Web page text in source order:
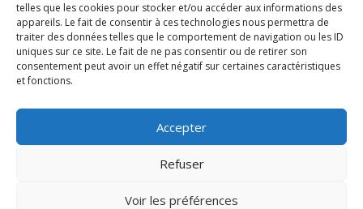
telles que les cookies pour stocker et/ou accéder aux informations des
appareils. Le fait de consentir à ces technologies nous permettra de
traiter des données telles que le comportement de navigation ou les ID
uniques sur ce site. Le fait de ne pas consentir ou de retirer son
consentement peut avoir un effet négatif sur certaines caractéristiques
et fonctions.
Accepter
Refuser
Voir les préférences
Genroy.fr